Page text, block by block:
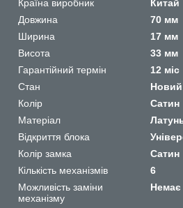
Країна виробник
Китай
Довжина
70 мм
Ширина
17 мм
Висота
33 мм
Гарантійний термін
12 міс
Стан
Новий
Колір
Сатин
Матеріал
Відкриття блока
Колір замка
Сатин
Кількість механізмів
6
Можливість заміни
механізму
Немає